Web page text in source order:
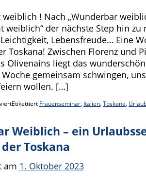
weiblich ! Nach „Wunderbar
weiblich“ der nächste Step hin zu
Lebensfreude… Eine
Toskana! Zwischen Florenz und
Olivenains liegt das
gemeinsam schwingen,
wollen. […]
Etikettiert Frauenseminar, Italien, Toskana,
Weiblich – ein
Toskana
am 1. Oktober 2023